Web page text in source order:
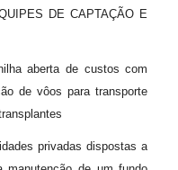
DE CAPTAÇÃO E
aberta de custos com
de vôos para transporte
privadas dispostas a